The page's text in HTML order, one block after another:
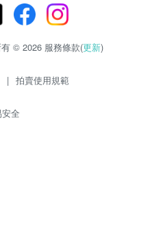
© 2026 服務條款(更新)
| 拍賣使用規範
全